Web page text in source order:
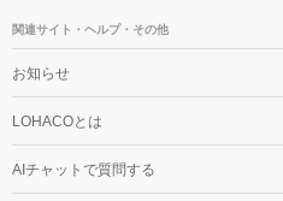
関連サイト・ヘルプ・その他
お知らせ
LOHACOとは
AIチャットで質問する